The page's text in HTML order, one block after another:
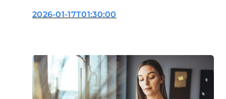
revisione della letteratura
Gynaecology, che ha analizzato
43 studi condotti su milioni di
nascite. I risultati smentiscono
definitivamente gli allarmi
2026-01-17T01:30:00